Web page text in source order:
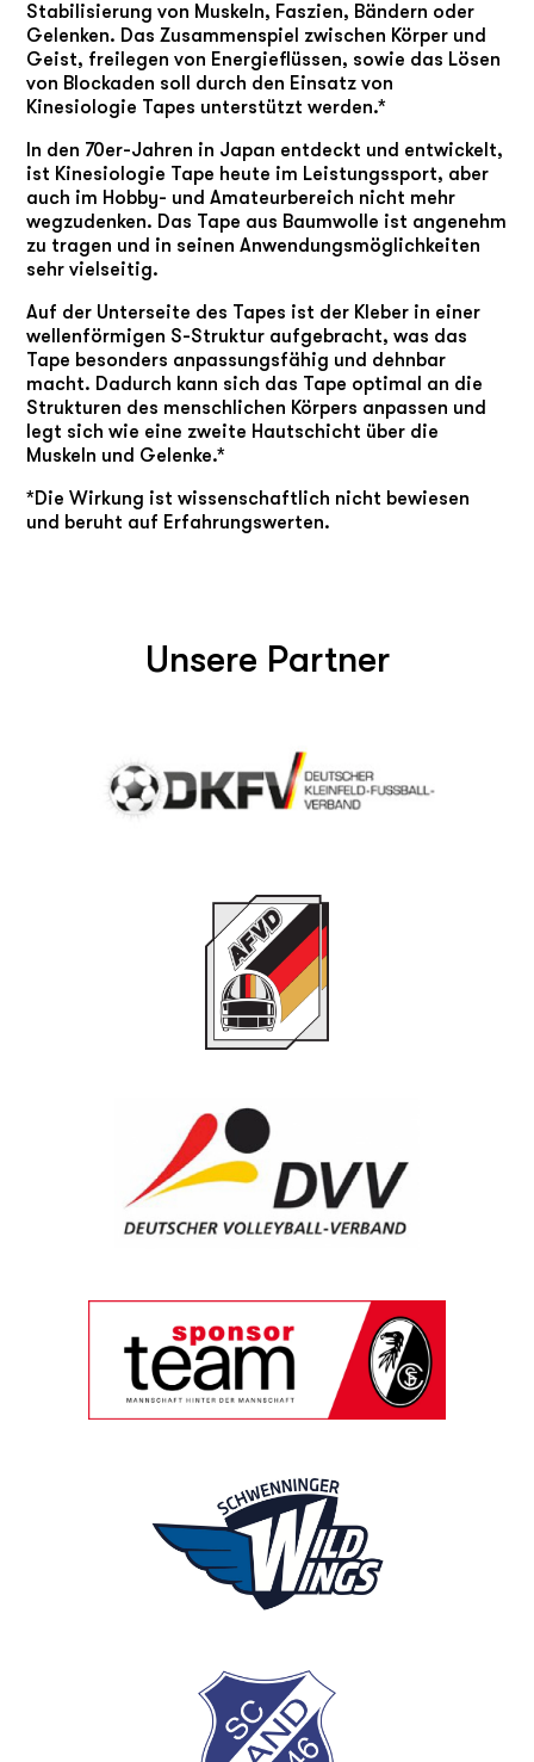
Stabilisierung von Muskeln, Faszien, Bändern oder
Gelenken. Das Zusammenspiel zwischen Körper und
Geist, freilegen von Energieflüssen, sowie das Lösen
von Blockaden soll durch den Einsatz von
Kinesiologie Tapes unterstützt werden.*
In den 70er-Jahren in Japan entdeckt und entwickelt,
ist Kinesiologie Tape heute im Leistungssport, aber
auch im Hobby- und Amateurbereich nicht mehr
wegzudenken. Das Tape aus Baumwolle ist angenehm
zu tragen und in seinen Anwendungsmöglichkeiten
sehr vielseitig.
Auf der Unterseite des Tapes ist der Kleber in einer
wellenförmigen S-Struktur aufgebracht, was das
Tape besonders anpassungsfähig und dehnbar
macht. Dadurch kann sich das Tape optimal an die
Strukturen des menschlichen Körpers anpassen und
legt sich wie eine zweite Hautschicht über die
Muskeln und Gelenke.*
*Die Wirkung ist wissenschaftlich nicht bewiesen
und beruht auf Erfahrungswerten.
Unsere Partner